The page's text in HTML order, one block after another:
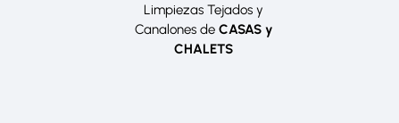
Limpiezas Tejados y
Canalones de CASAS y
CHALETS